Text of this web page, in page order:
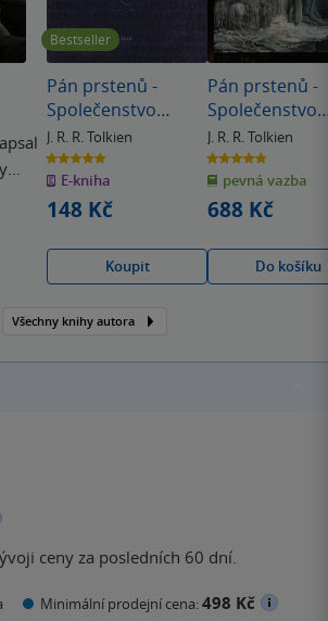
Bestseller
Pán prstenů -
Společenstvo
prstenu
J. R. R. Tolkien
4.8
z
5
hvězdiček
E-kniha
148 Kč
Koupit
Pán prstenů -
Společenstvo
prstenu
(ilustrované)
J. R. R. Tolkien
4.8
z
5
hvězdiček
pevná vazba
688 Kč
Do košíku
Všechny knihy autora
ceny za posledních 60 dní.
Minimální prodejní cena:498 Kč